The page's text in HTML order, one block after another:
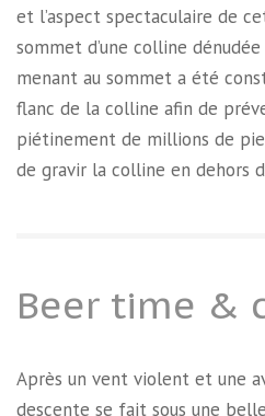
et l’aspect spectaculaire de
sommet d’une colline
menant au sommet a été
flanc de la colline afin de
piétinement de millions de
de gravir la colline en dehors
Beer time &
Après un vent violent et une
descente se fait sous une